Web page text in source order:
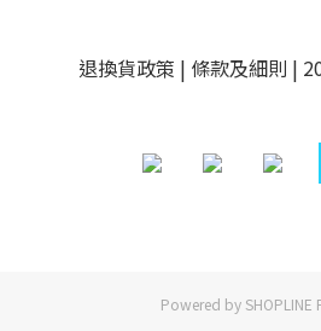
退換貨政策 | 條款及細則 |
Powered by SHOPLINE